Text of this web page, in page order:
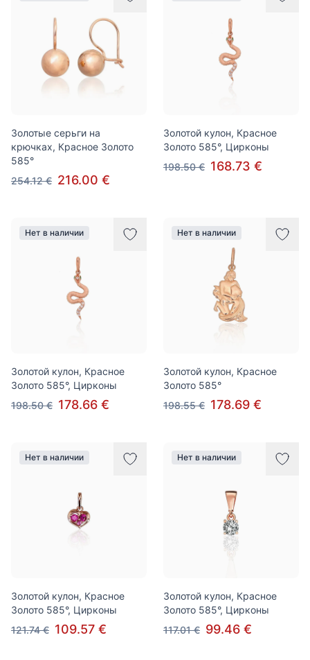
Золотые серьги на
крючках, Красное Золото
585°
254.12 € 216.00 €
Золотой кулон, Красное
Золото 585°, Цирконы
198.50 € 168.73 €
Нет в наличии
Золотой кулон, Красное
Золото 585°, Цирконы
198.50 € 178.66 €
Нет в наличии
Золотой кулон, Красное
Золото 585°
198.55 € 178.69 €
Нет в наличии
Золотой кулон, Красное
Золото 585°, Цирконы
121.74 € 109.57 €
Нет в наличии
Золотой кулон, Красное
Золото 585°, Цирконы
117.01 € 99.46 €